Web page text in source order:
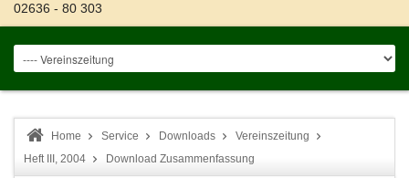
02636 - 80 303
Home Service Downloads
Vereinszeitung
Heft III, 2004
Download Zusammenfassung